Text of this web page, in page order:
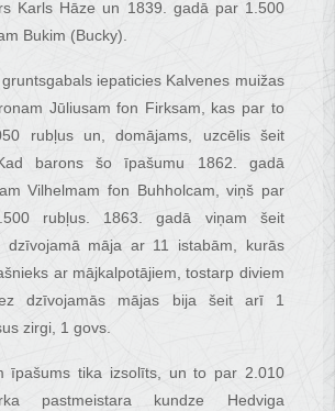
Karls Hāze un 1839. gadā par 1.500
Bukim (Bucky).
iepaticies Kalvenes muižas
Jūliusam fon Firksam, kas par to
rubļus un, domājams, uzcēlis šeit
barons šo īpašumu 1862. gadā
Vilhelmam fon Buhholcam, viņš par
rubļus. 1863. gadā viņam šeit
dzīvojamā māja ar 11 istabām, kurās
ar mājkalpotājiem, tostarp diviem
dzīvojamās mājas bija šeit arī 1
zirgi, 1 govs.
īpašums tika izsolīts, un to par 2.010
pastmeistara kundze Hedviga